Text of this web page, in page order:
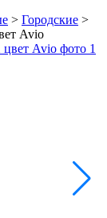
> Городские >
Avio